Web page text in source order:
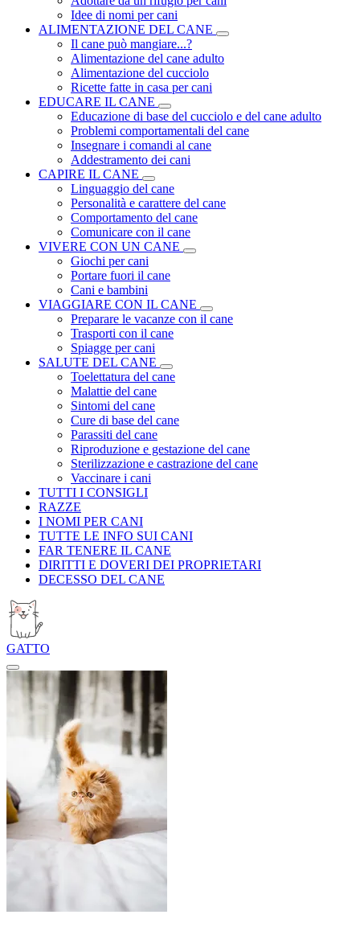
Idee di nomi per cani
ALIMENTAZIONE DEL CANE
Il cane può mangiare...?
Alimentazione del cane adulto
Alimentazione del cucciolo
Ricette fatte in casa per cani
EDUCARE IL CANE
Educazione di base del cucciolo e del cane adulto
Problemi comportamentali del cane
Insegnare i comandi al cane
Addestramento dei cani
CAPIRE IL CANE
Linguaggio del cane
Personalità e carattere del cane
Comportamento del cane
Comunicare con il cane
VIVERE CON UN CANE
Giochi per cani
Portare fuori il cane
Cani e bambini
VIAGGIARE CON IL CANE
Preparare le vacanze con il cane
Trasporti con il cane
Spiagge per cani
SALUTE DEL CANE
Toelettatura del cane
Malattie del cane
Sintomi del cane
Cure di base del cane
Parassiti del cane
Riproduzione e gestazione del cane
Sterilizzazione e castrazione del cane
Vaccinare i cani
TUTTI I CONSIGLI
RAZZE
I NOMI PER CANI
TUTTE LE INFO SUI CANI
FAR TENERE IL CANE
DIRITTI E DOVERI DEI PROPRIETARI
DECESSO DEL CANE
GATTO